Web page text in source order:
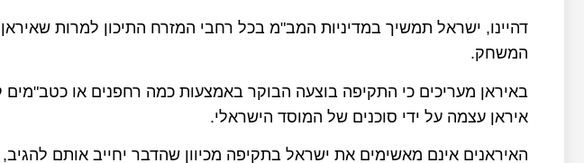
דהיינו, ישראל תמשיך במדיניות המב"מ בכל רחבי המזרח התיכון למרות
המשחק.
באיראן מעריכים כי התקיפה בוצעה הבוקר באמצעות כמה רחפנים או
איראן עצמה על ידי סוכנים של המוסד הישראלי.
האיראנים אינם מאשימים את ישראל בתקיפה מכיוון שהדבר יחייב אותם